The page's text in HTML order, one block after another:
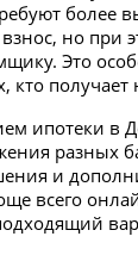
более
но при
Это
кто
ипотеки в
разных
и
всего